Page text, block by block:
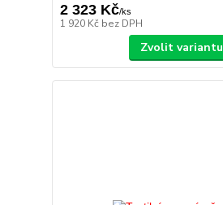
2 323 Kč/ks
1 920 Kč bez DPH
Zvolit variantu